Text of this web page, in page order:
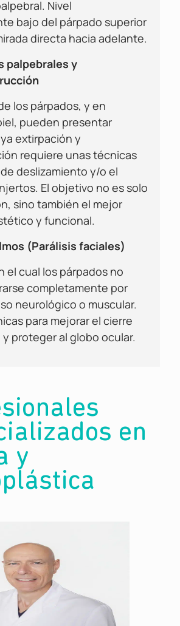
Nivel
bajo del párpado superior
directa hacia adelante.
palpebrales y
los párpados, y en
pueden presentar
extirpación y
requiere unas técnicas
deslizamiento y/o el
El objetivo no es solo
sino también el mejor
y funcional.
(Parálisis faciales)
el cual los párpados no
completamente por
neurológico o muscular.
para mejorar el cierre
proteger al globo ocular.
en
y